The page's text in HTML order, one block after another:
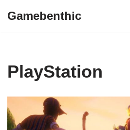
Gamebenthic
PlayStation